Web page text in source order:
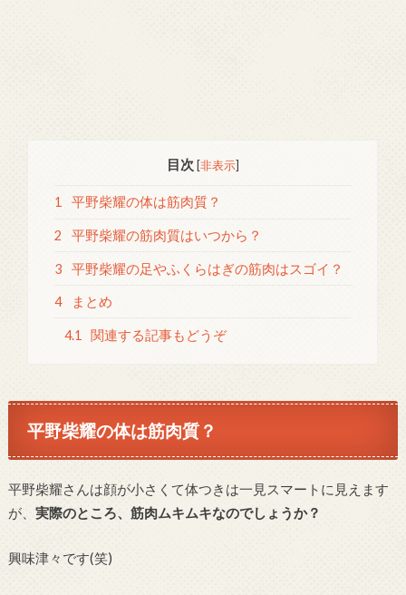
目次 [非表示]
1 平野柴耀の体は筋肉質？
2 平野柴耀の筋肉質はいつから？
3 平野柴耀の足やふくらはぎの筋肉はスゴイ？
4 まとめ
4.1 関連する記事もどうぞ
平野柴耀の体は筋肉質？
平野柴耀さんは顔が小さくて体つきは一見スマートに見えます
が、 実際のところ、筋肉ムキムキなのでしょうか？
興味津々です(笑)